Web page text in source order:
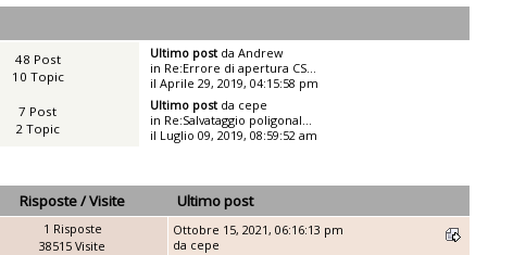
48 Post
10 Topic
Ultimo postda Andrew
in Re:Errore di apertura CS...
il Aprile 29, 2019, 04:15:58 pm
7 Post
2 Topic
Ultimo postda cepe
in Re:Salvataggio poligonal...
il Luglio 09, 2019, 08:59:52 am
Risposte/Visite
Ultimo post
1 Risposte
38515 Visite
Ottobre 15, 2021, 06:16:13 pm
da cepe